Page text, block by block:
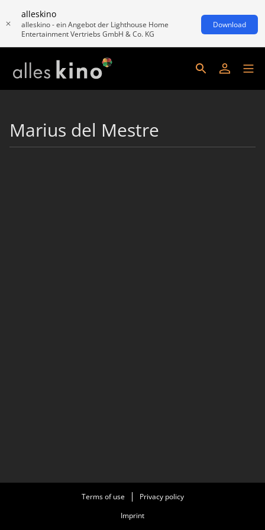
alleskino
alleskino - ein Angebot der Lighthouse Home
Entertainment Vertriebs GmbH & Co. KG
Download
Marius del Mestre
Terms of use
Privacy policy
Imprint